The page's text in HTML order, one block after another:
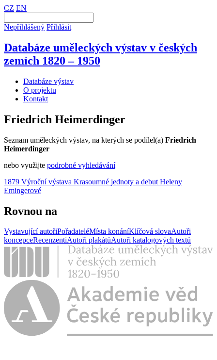
CZ EN
Nepřihlášený Přihlásit
Databáze uměleckých výstav v českých
zemích 1820 – 1950
Databáze výstav
O projektu
Kontakt
Friedrich Heimerdinger
Seznam uměleckých výstav, na kterých se podílel(a) Friedrich
Heimerdinger
nebo využijte podrobné vyhledávání
1879 Výroční výstava Krasoumné jednoty a debut Heleny
Emingerové
Rovnou na
Vystavující autořiPořadateléMísta konáníKlíčová slovaAutoři
koncepceRecenzentiAutoři plakátůAutoři katalogových textů